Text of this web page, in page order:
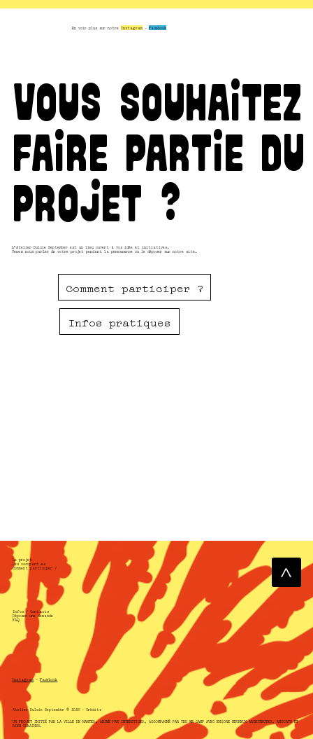
En voir plus sur notre Instagram-Facebook
vous souhaitez
faire partie du
projet ?
L’Atelier Dulcie September est un lieu ouvert à vos idée et initiatives.
Venez nous parler de votre projet pendant la permanence ou le déposer sur notre site.
Comment participer ?
Infos pratiques
Infos / Contacts
Déposer une demande
FAQ
Atelier Dulcie September © 2026 - Crédits
UN PROJET INITIÉ PAR LA VILLE DE NANTES, ANIMÉ PAR INTERSTICES, ACCOMPAGNÉ PAR YES WE CAMPAVECENCORE HEUREUX ARCHITECTES, ANCOATSET
BIEN URBAINES.
Le projet
Les occupant.es
Comment participer ?
Instagram-Facebook